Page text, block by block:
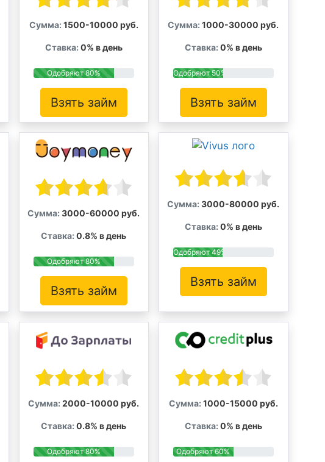
Сумма: 1500-10000 руб.
Ставка: 0% в день
Одобряют 80%
Взять займ
Сумма: 1000-30000 руб.
Ставка: 0% в день
Одобряют 50%
Взять займ
Сумма: 3000-60000 руб.
Ставка: 0.8% в день
Одобряют 80%
Взять займ
Сумма: 3000-80000 руб.
Ставка: 0% в день
Одобряют 49%
Взять займ
Сумма: 2000-10000 руб.
Ставка: 0.8% в день
Одобряют 80%
Сумма: 1000-15000 руб.
Ставка: 0% в день
Одобряют 60%